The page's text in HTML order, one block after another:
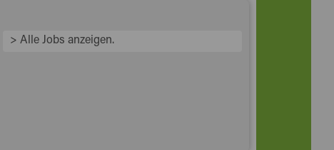
> Alle Jobs anzeigen.